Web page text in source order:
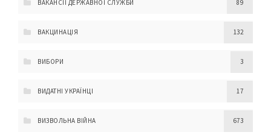
ВАКАНСІЇ ДЕРЖАВНОЇ СЛУЖБИ 89
ВАКЦИНАЦІЯ 132
ВИБОРИ 3
ВИДАТНІ УКРАЇНЦІ 17
ВИЗВОЛЬНА ВІЙНА 673